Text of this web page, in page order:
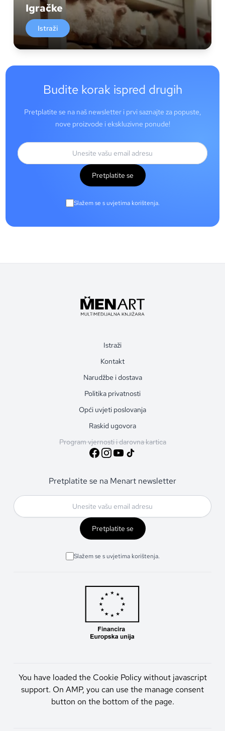
Igračke
Istraži
Budite korak ispred drugih
Pretplatite se na naš newsletter i prvi saznajte za popuste,
nove proizvode i ekskluzivne ponude!
Pretplatite se
Slažem se s uvjetima korištenja.
Istraži
Kontakt
Narudžbe i dostava
Politika privatnosti
Opći uvjeti poslovanja
Raskid ugovora
Program vjernosti i darovna kartica
Pretplatite se na Menart newsletter
Pretplatite se
Slažem se s uvjetima korištenja.
You have loaded the Cookie Policy without javascript
support. On AMP, you can use the manage consent
button on the bottom of the page.